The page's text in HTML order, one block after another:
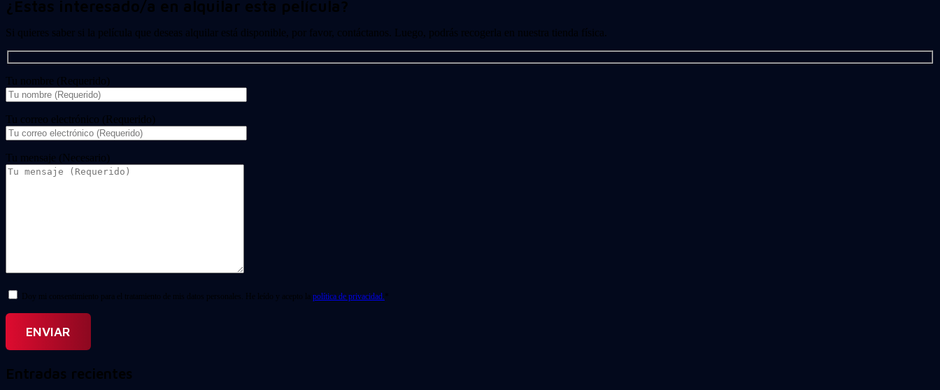
¿Estas interesado/a en alquilar esta película?
Si quieres saber si la película que deseas alquilar está disponible, por favor, contáctanos. Luego, podrás recogerla en nuestra tienda física.
Tu nombre (Requerido)
Tu correo electrónico (Requerido)
Tu mensaje (Necesario)
Doy mi consentimiento para el tratamiento de mis datos personales. He leído y acepto la política de privacidad. *
Entradas recientes